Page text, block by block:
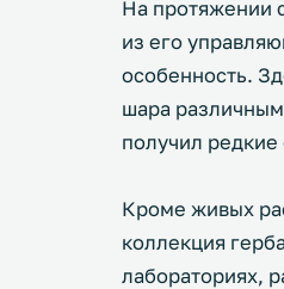
На протяжении
из его
особенность.
шара
получил
Кроме живых
коллекция
лабораториях,